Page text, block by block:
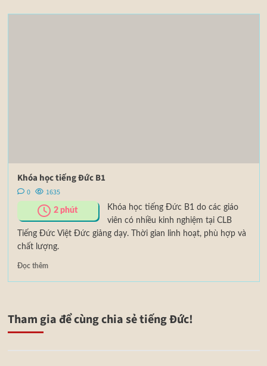
Khóa học tiếng Đức B1
0 1635
2 phút
Khóa học tiếng Đức B1 do các giáo
viên có nhiều kinh nghiệm tại CLB
Tiếng Đức Việt Đức giảng dạy. Thời gian linh hoạt, phù hợp và
chất lượng.
Đọc thêm
Tham gia để cùng chia sẻ tiếng Đức!